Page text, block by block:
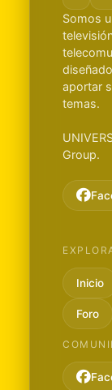
Somos
aportar
temas.
Group.
Inicio
Foro